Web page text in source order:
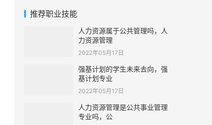
推荐职业技能
人力资源属于公共管理吗，人
力资源管理
2022年05月17日
强基计划的学生未来去向，强
基计划专业
2022年05月17日
人力资源管理是公共事业管理
专业吗，公